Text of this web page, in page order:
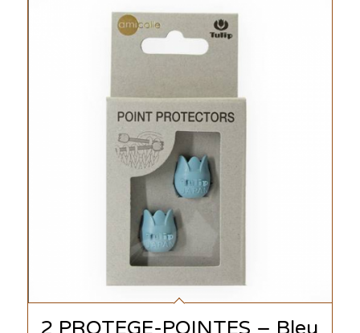
2 PROTEGE-POINTES – Bleu